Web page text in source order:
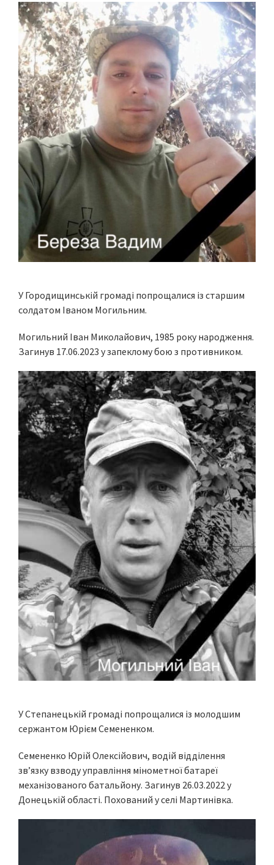
У Городищинській громаді попрощалися із старшим
солдатом Іваном Могильним.
Могильний Іван Миколайович, 1985 року народження.
Загинув 17.06.2023 у запеклому бою з противником.
У Степанецькій громаді попрощалися із молодшим
сержантом Юрієм Семененком.
Семененко Юрій Олексійович, водій відділення
зв’язку взводу управління мінометної батареї
механізованого батальйону. Загинув 26.03.2022 у
Донецькій області. Похований у селі Мартинівка.